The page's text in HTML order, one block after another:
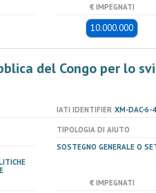
€ IMPEGNATI
10.000.000
del Congo per lo
IATI IDENTIFIER XM-DAC-6-
TIPOLOGIA DI AIUTO
SOSTEGNO GENERALE O
€ IMPEGNATI